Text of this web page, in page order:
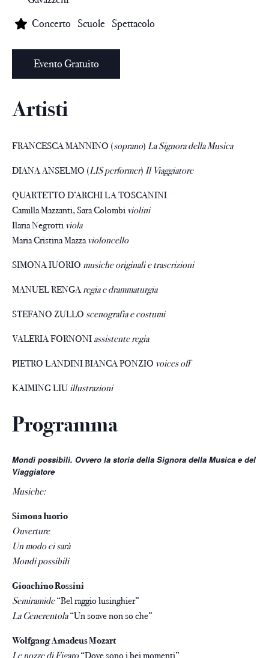
Concerto Scuole Spettacolo
Evento Gratuito
Artisti
FRANCESCA MANNINO (soprano) La Signora della Musica
DIANA ANSELMO (LIS performer) Il Viaggiatore
QUARTETTO D’ARCHI LA TOSCANINI
Camilla Mazzanti, Sara Colombi violini
Ilaria Negrotti viola
Maria Cristina Mazzavioloncello
SIMONA IUORIO musiche originali e trascrizioni
MANUEL RENGAregia e drammaturgia
STEFANO ZULLO scenografia e costumi
VALERIA FORNONI assistente regia
PIETRO LANDINI BIANCA PONZIO voices off
KAIMING LIUillustrazioni
Programma
Mondi possibili. Ovvero la storia della Signora della Musica e del
Viaggiatore
Musiche:
Simona Iuorio
Ouverture
Un modo ci sarà
Mondi possibili
Gioachino Rossini
Semiramide“Bel raggio lusinghier”
La Cenerentola“Un soave non so che”
Wolfgang Amadeus Mozart
Le nozze di Figaro“Dove sono i bei momenti”